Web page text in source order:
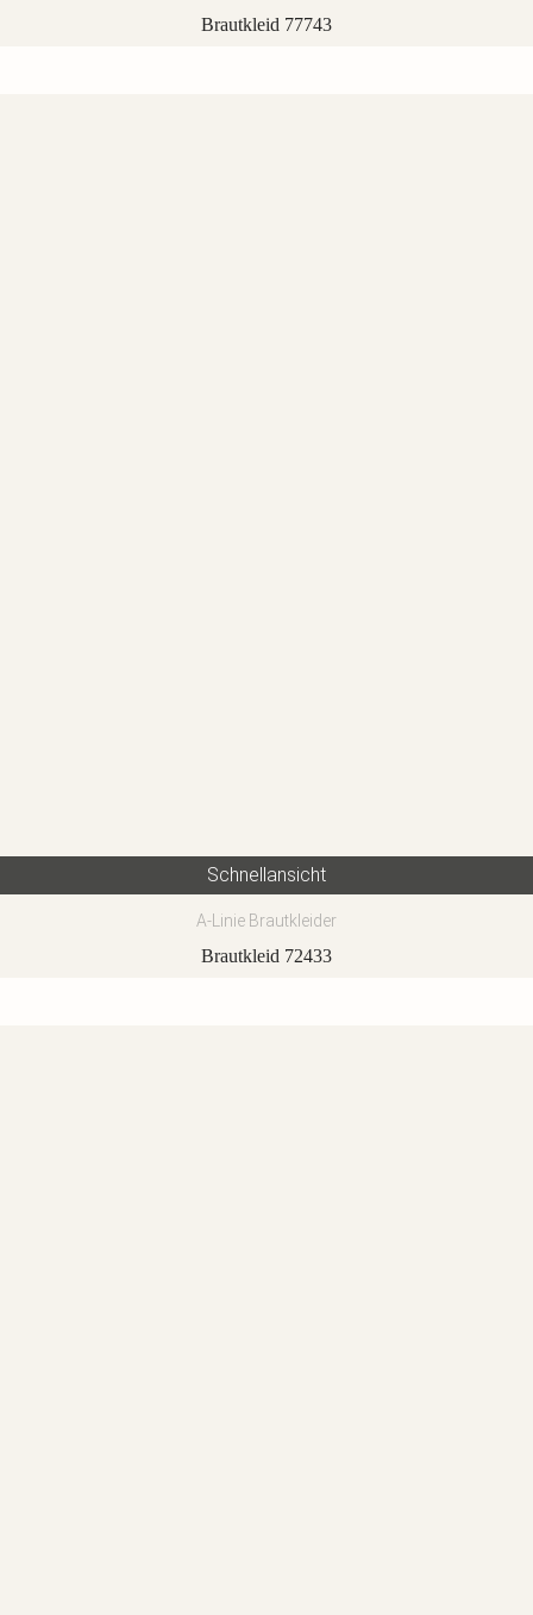
Brautkleid 77743
Schnellansicht
A-Linie Brautkleider
Brautkleid 72433